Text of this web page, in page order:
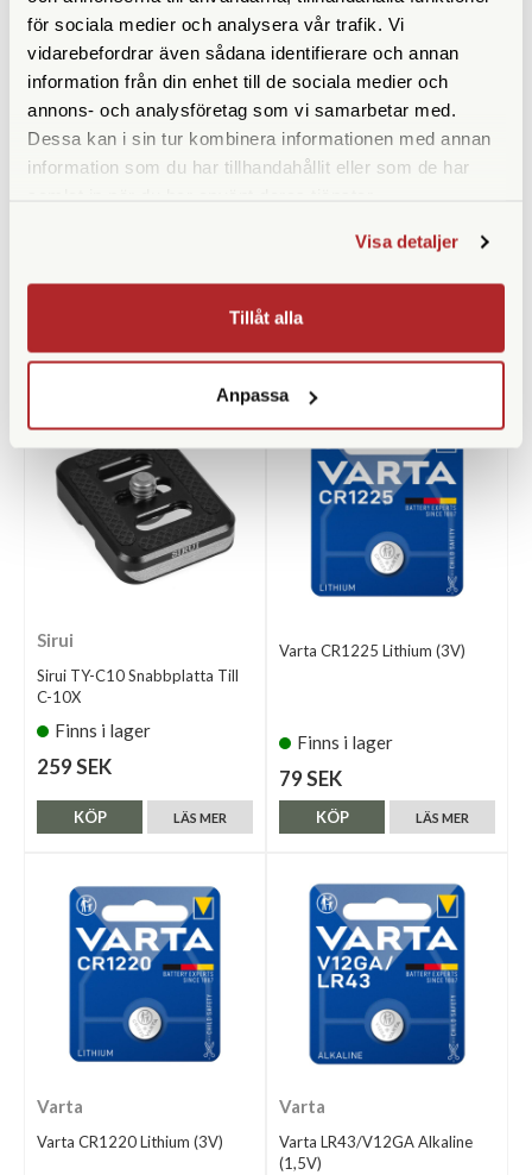
för sociala medier och analysera vår trafik. Vi
vidarebefordrar även sådana identifierare och annan
information från din enhet till de sociala medier och
annons- och analysföretag som vi samarbetar med.
Dessa kan i sin tur kombinera informationen med annan
information som du har tillhandahållit eller som de har
Visa detaljer
Tillåt alla
Anpassa
Bensektioner 6
Vikt (g) 500
Benlåstyp Vridlås
Medföljande snabbplatta
ANDRA KÖPTE ÄVEN
Sirui
Sirui TY-C10 Snabbplatta Till
C-10X
Finns i lager
259 SEK
LÄS MER
KÖP
Varta CR1225 Lithium (3V)
Finns i lager
79 SEK
LÄS MER
KÖP
Varta
Varta CR1220 Lithium (3V)
Varta
Varta LR43/V12GA Alkaline
(1,5V)